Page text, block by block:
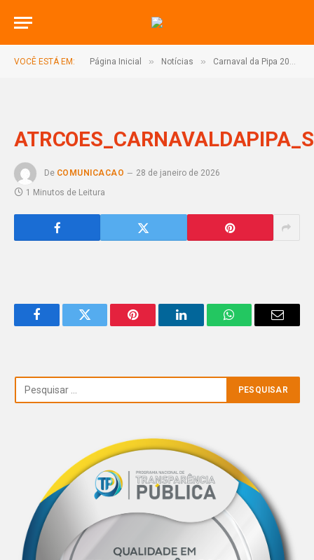
VOCÊ ESTÁ EM: Página Inicial » Notícias » Carnaval da Pipa 2026 promete cinco dias de festa, tradição e diversidade cultural
De COMUNICACAO
28 de janeiro de 2026
1 Minutos de Leitura
FacebookTwitter Pinterest LinkedInWhatsAppEmail